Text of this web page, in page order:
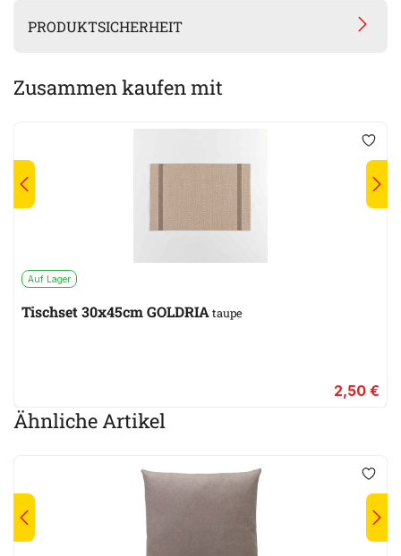
PRODUKTSICHERHEIT
Zusammen kaufen mit
Auf Lager
Tischset 30x45cm GOLDRIAtaupe
2,50 €
Ähnliche Artikel